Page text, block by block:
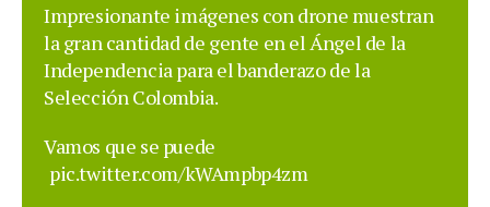
Impresionante imágenes con drone muestran
la gran cantidad de gente en el Ángel de la
Independencia para el banderazo de la
Selección Colombia.
Vamos que se puede
pic.twitter.com/kWAmpbp4zm